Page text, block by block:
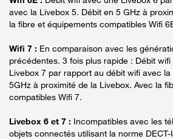
avec la Livebox 5. Débit en 5 GHz à
la fibre et équipements compatibles Wifi
Wifi 7 : En comparaison avec les
précédentes. 3 fois plus rapide : Débit
Livebox 7 par rapport au débit wifi avec
5GHz à proximité de la Livebox. Avec la
compatibles Wifi 7.
Livebox 6 et 7 : Incompatibles avec les
objets connectés utilisant la norme